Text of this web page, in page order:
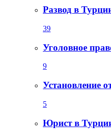
Развод в
39
Уголовное
9
Установление
5
Юрист в